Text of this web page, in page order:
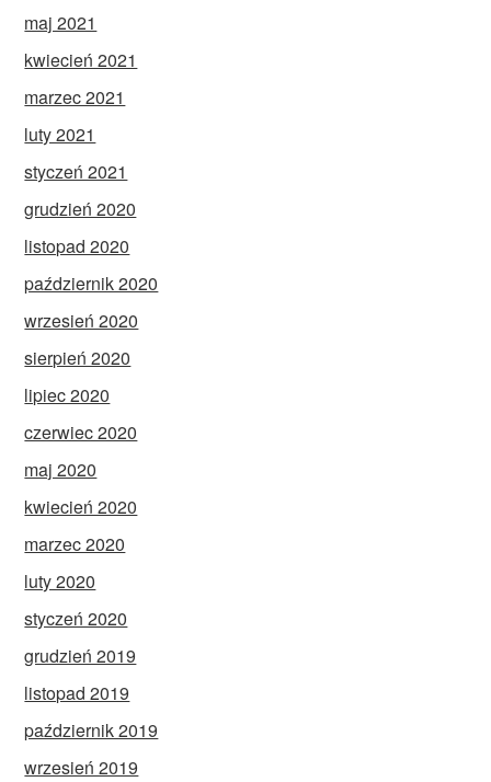
maj 2021
kwiecień 2021
marzec 2021
luty 2021
styczeń 2021
grudzień 2020
listopad 2020
październik 2020
wrzesień 2020
sierpień 2020
lipiec 2020
czerwiec 2020
maj 2020
kwiecień 2020
marzec 2020
luty 2020
styczeń 2020
grudzień 2019
listopad 2019
październik 2019
wrzesień 2019